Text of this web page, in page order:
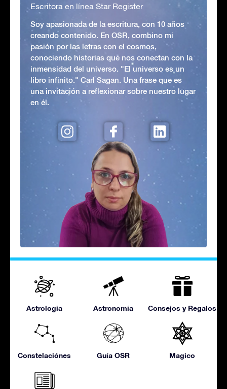
Escritora en línea Star Register
Soy apasionada de la escritura, con 10 años
creando contenido. En OSR, combino mi
pasión por las letras con el cosmos,
conociendo historias que nos conectan con la
inmensidad del universo. "El universo es un
libro infinito." Carl Sagan. Una frase que es
una invitación a reflexionar sobre nuestro lugar
en él.
Astrologia Astronomía Consejos y Regalos
Constelaciónes Guía OSR Magico